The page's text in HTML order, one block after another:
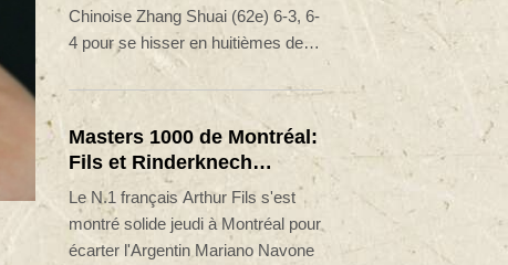
Chinoise Zhang Shuai (62e) 6-3, 6-
4 pour se hisser en huitièmes de
finale du WTA 1000 de Toronto, un
stade que Jessica Pegula (3e) et
Iga Swiatek (8e) ont elles aussi
atteint sans trop transpirer.
Masters 1000 de Montréal:
Fils et Rinderknech
passent en 8es de finale
Le N.1 français Arthur Fils s'est
montré solide jeudi à Montréal pour
écarter l'Argentin Mariano Navone